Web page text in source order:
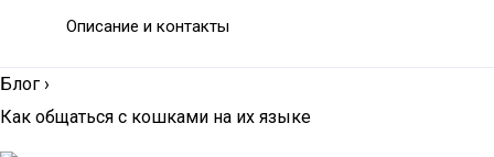
Описание и контакты
Блог ›
Как общаться с кошками на их языке